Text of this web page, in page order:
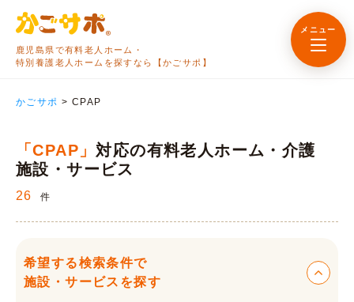
鹿児島県で有料老人ホーム・
特別養護老人ホームを探すなら【かごサポ】
メニュー
かごサポ > CPAP
「CPAP」 対応の有料老人ホーム・介護
施設・サービス
26 件
希望する検索条件で
施設・サービスを探す